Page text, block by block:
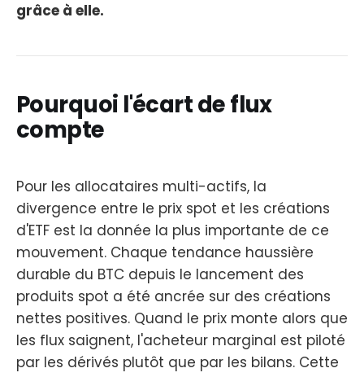
grâce à elle.
Pourquoi l'écart de flux
compte
Pour les allocataires multi-actifs, la
divergence entre le prix spot et les créations
d'ETF est la donnée la plus importante de ce
mouvement. Chaque tendance haussière
durable du BTC depuis le lancement des
produits spot a été ancrée sur des créations
nettes positives. Quand le prix monte alors que
les flux saignent, l'acheteur marginal est piloté
par les dérivés plutôt que par les bilans. Cette